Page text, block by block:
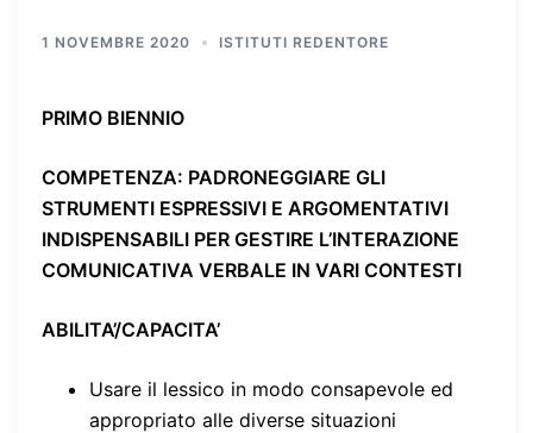
1 NOVEMBRE 2020 ISTITUTI REDENTORE
PRIMO BIENNIO
COMPETENZA: PADRONEGGIARE GLI
STRUMENTI ESPRESSIVI E ARGOMENTATIVI
INDISPENSABILI PER GESTIRE L’INTERAZIONE
COMUNICATIVA VERBALE IN VARI CONTESTI
ABILITA’/CAPACITA’
Usare il lessico in modo consapevole ed
appropriato alle diverse situazioni